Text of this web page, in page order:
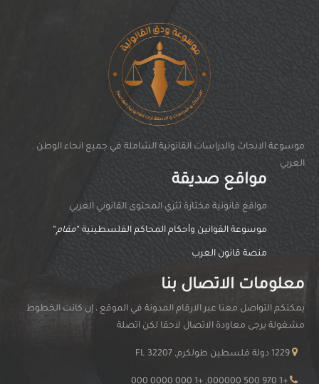
موسوعة الابحاث والدراسات القانونية الشاملة في جميع انحاء الوطن
العربي
مواقع صديقة
مواقغ قانونية مختارة تثري المحتوى القانوني العربي
موسوعة القوانين وأحكام المحاكم الفلسطينية “مقام“
منصة قانون العرب
معلومات الاتصال بنا
يمكنكم التواصل معنا عبر الارقام المدونة في الموقع ، إن كانت الخطوط
مشغولة يرجى معاودة الاتصال لاحقا لكن اتصلة